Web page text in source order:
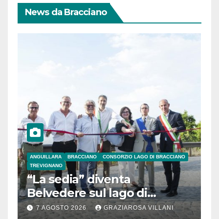
News da Bracciano
ANGUILLARA BRACCIANO
CONSORZIO LAGO DI BRACCIANO
TREVIGNANO
“La sedia” diventa
Belvedere sul lago di
Bracciano: ieri
7 AGOSTO 2026 GRAZIAROSA VILLANI